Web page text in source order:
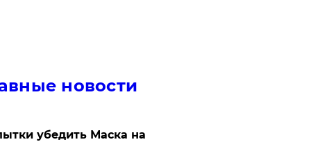
новости
убедить Маска на